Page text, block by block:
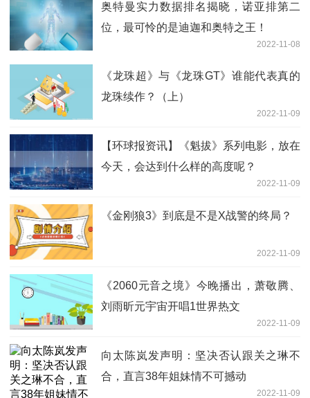
奥特曼实力数据排名揭晓，诺亚排第二
位，最可怜的是迪迦和奥特之王！
2022-11-08
《龙珠超》与《龙珠GT》谁能代表真的
龙珠续作？（上）
2022-11-09
【环球报资讯】《魁拔》系列电影，放在
今天，会达到什么样的高度呢？
2022-11-09
《金刚狼3》到底是不是X战警的终局？
2022-11-09
《2060元音之境》今晚播出，萧敬腾、
刘雨昕元宇宙开唱1世界热文
2022-11-09
向太陈岚发声明：坚决否认跟关之琳不
合，直言38年姐妹情不可撼动
2022-11-09